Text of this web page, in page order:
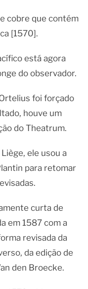
cobre que contém
[1570].
está agora
do observador.
foi forçado
houve um
do Theatrum.
ele usou a
para retomar
curta de
em 1587 com a
revisada da
da edição de
den Broecke.